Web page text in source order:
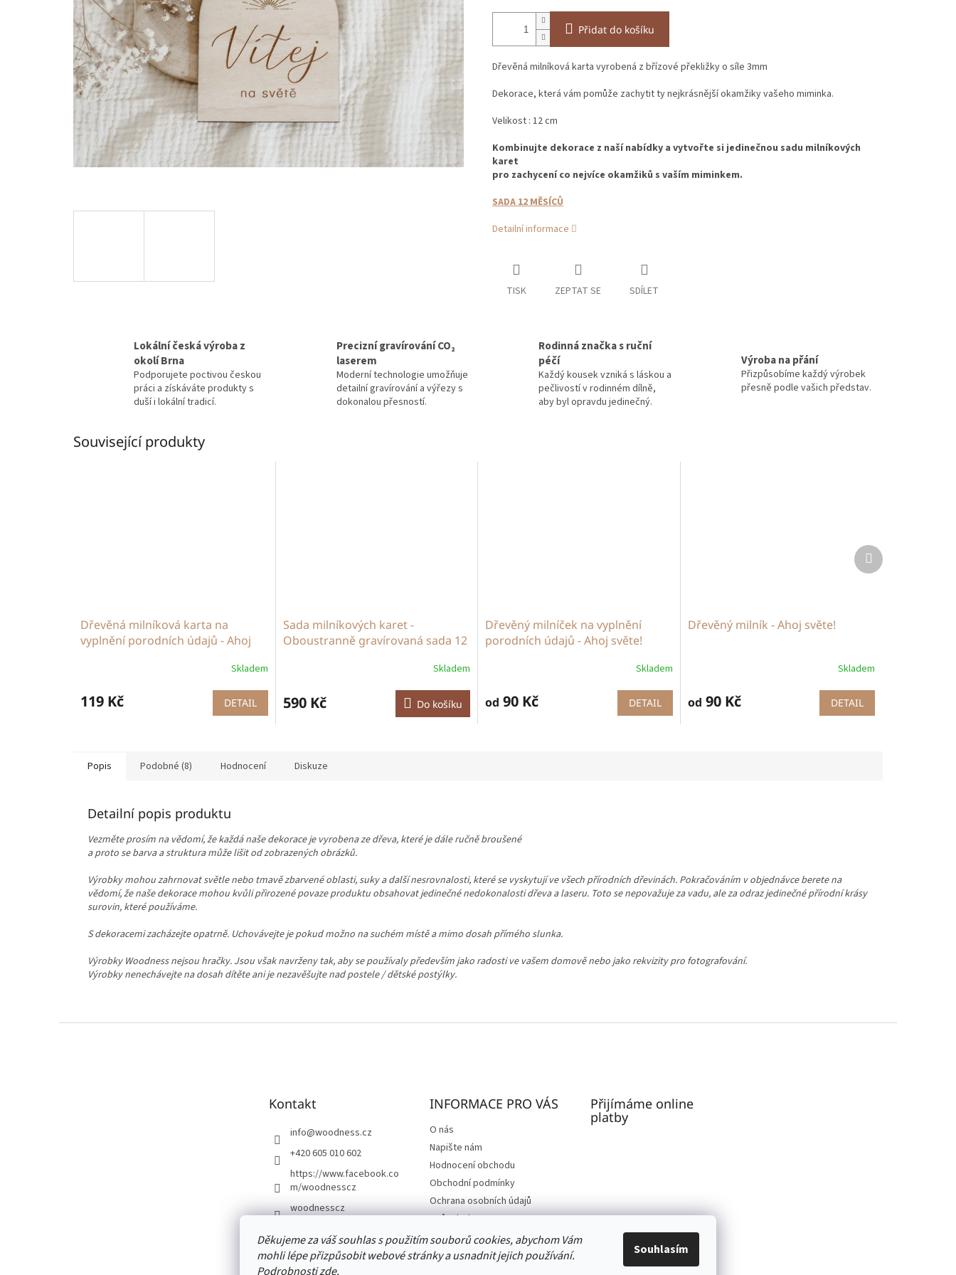
Děkujeme za váš souhlas s použitím souborů cookies, abychom Vám
mohli lépe přizpůsobit webové stránky a usnadnit jejich používání.
Podrobnostizde.
Souhlasím
Přidat do košíku
Dřevěná milníková karta vyrobená z břízové překližky o síle 3mm
Dekorace, která vám pomůže zachytit ty nejkrásnější okamžiky vašeho miminka.
Velikost : 12 cm
Kombinujte dekorace z naší nabídky a vytvořte si jedinečnou sadu milníkových
karet
pro zachycení co nejvíce okamžiků s vaším miminkem.
SADA 12 MĚSÍCŮ
Detailní informace
TISK ZEPTAT SE SDÍLET
Lokální česká výroba z
okolí Brna
Podporujete poctivou českou
práci a získáváte produkty s
duší i lokální tradicí.
Precizní gravírování CO₂
laserem
Moderní technologie umožňuje
detailní gravírování a výřezy s
dokonalou přesností.
Rodinná značka s ruční
péčí
Každý kousek vzniká s láskou a
pečlivostí v rodinném dílně,
aby byl opravdu jedinečný.
Výroba na přání
Přizpůsobíme každý výrobek
přesně podle vašich představ.
Související produkty
Dřevěná milníková karta na
vyplnění porodních údajů - Ahoj
Skladem
119 Kč DETAIL
Sada milníkových karet -
Oboustranně gravírovaná sada 12
Skladem
590 Kč Do košíku
Dřevěný milníček na vyplnění
porodních údajů - Ahoj světe!
Skladem
od 90 Kč DETAIL
Dřevěný milník - Ahoj světe!
Skladem
od 90 Kč DETAIL
Další
produkt
Popis Podobné (8) Hodnocení Diskuze
Detailní popis produktu
Vezměte prosím na vědomí, že každá naše dekorace je vyrobena ze dřeva, které je dále ručně broušené
a proto se barva a struktura může lišit od zobrazených obrázků.
Výrobky mohou zahrnovat světle nebo tmavě zbarvené oblasti, suky a další nesrovnalosti, které se vyskytují ve všech přírodních dřevinách. Pokračováním v objednávce berete na
vědomí, že naše dekorace mohou kvůli přirozené povaze produktu obsahovat jedinečné nedokonalosti dřeva a laseru. Toto se nepovažuje za vadu, ale za odraz jedinečné přírodní krásy
surovin, které používáme.
S dekoracemi zacházejte opatrně. Uchovávejte je pokud možno na suchém místě a mimo dosah přímého slunka.
Výrobky Woodness nejsou hračky. Jsou však navrženy tak, aby se používaly především jako radosti ve vašem domově nebo jako rekvizity pro fotografování.
Výrobky nenechávejte na dosah dítěte ani je nezavěšujte nad postele / dětské postýlky.
Kontakt
info@woodness.cz
+420 605 010 602
https://www.facebook.co
m/woodnesscz
woodnesscz
INFORMACE PRO VÁS
O nás
Napište nám
Hodnocení obchodu
Obchodní podmínky
Ochrana osobních údajů
Způsob dopravy
Způsob platby
Informace o firmě
Přijímáme online
platby